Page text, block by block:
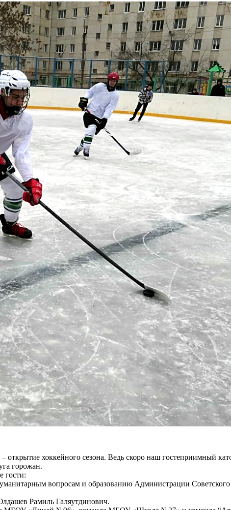
– открытие хоккейного сезона. Ведь скоро наш гостеприимный
горожан.
гости:
вопросам и образованию Администрации
Рамиль Галяутдинович.